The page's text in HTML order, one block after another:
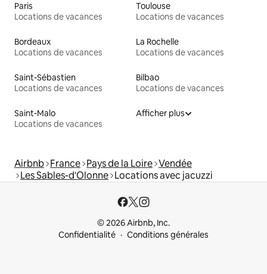
Paris
Locations de vacances
Toulouse
Locations de vacances
Bordeaux
Locations de vacances
La Rochelle
Locations de vacances
Saint-Sébastien
Locations de vacances
Bilbao
Locations de vacances
Saint-Malo
Locations de vacances
Afficher plus
Airbnb France Pays de la Loire Vendée
Les Sables-d'Olonne Locations avec jacuzzi
© 2026 Airbnb, Inc.
Confidentialité
Conditions générales